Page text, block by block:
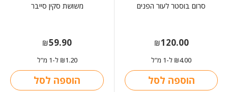
סרום בוסטר לעור הפנים
₪120.00
₪4.00 ל-1 מ"ל
הוספה לסל
משושת סקין סייבר
₪59.90
₪1.20 ל-1 מ"ל
הוספה לסל